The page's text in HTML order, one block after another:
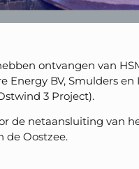
ontvangen van
Energy BV, Smulders en
3 Project).
de netaansluiting van
de Oostzee.